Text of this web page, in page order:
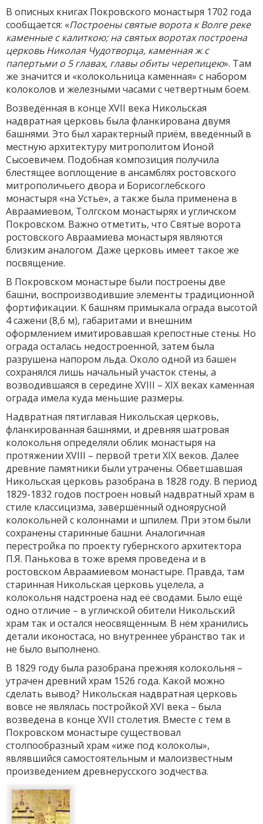
В описных книгах Покровского монастыря 1702 года
сообщается: «Построены святые ворота к Волге реке
каменные с калиткою; на святых воротах построена
церковь Николая Чудотворца, каменная ж с
папертьми о 5 главах, главы обиты черепицею». Там
же значится и «колокольница каменная» с набором
колоколов и железными часами с четвертным боем.
Возведённая в конце XVII века Никольская
надвратная церковь была фланкирована двумя
башнями. Это был характерный приём, введённый в
местную архитектуру митрополитом Ионой
Сысоевичем. Подобная композиция получила
блестящее воплощение в ансамблях ростовского
митрополичьего двора и Борисоглебского
монастыря «на Устье», а также была применена в
Авраамиевом, Толгском монастырях и угличском
Покровском. Важно отметить, что Святые ворота
ростовского Авраамиева монастыря являются
близким аналогом. Даже церковь имеет такое же
посвящение.
В Покровском монастыре были построены две
башни, воспроизводившие элементы традиционной
фортификации. К башням примыкала ограда высотой
4 сажени (8,6 м), габаритами и внешним
оформлением имитировавшая крепостные стены. Но
ограда осталась недостроенной, затем была
разрушена напором льда. Около одной из башен
сохранялся лишь начальный участок стены, а
возводившаяся в середине XVIII – XIX веках каменная
ограда имела куда меньшие размеры.
Надвратная пятиглавая Никольская церковь,
фланкированная башнями, и древняя шатровая
колокольня определяли облик монастыря на
протяжении XVIII – первой трети XIX веков. Далее
древние памятники были утрачены. Обветшавшая
Никольская церковь разобрана в 1828 году. В период
1829-1832 годов построен новый надвратный храм в
стиле классицизма, завершённый одноярусной
колокольней с колоннами и шпилем. При этом были
сохранены старинные башни. Аналогичная
перестройка по проекту губернского архитектора
П.Я. Панькова в тоже время проведена и в
ростовском Авраамиевом монастыре. Правда, там
старинная Никольская церковь уцелела, а
колокольня надстроена над её сводами. Было ещё
одно отличие – в угличской обители Никольский
храм так и остался неосвящённым. В нём хранились
детали иконостаса, но внутреннее убранство так и
не было выполнено.
В 1829 году была разобрана прежняя колокольня –
утрачен древний храм 1526 года. Какой можно
сделать вывод? Никольская надвратная церковь
вовсе не являлась постройкой XVI века – была
возведена в конце XVII столетия. Вместе с тем в
Покровском монастыре существовал
столпообразный храм «иже под колоколы»,
являвшийся самостоятельным и малоизвестным
произведением древнерусского зодчества.